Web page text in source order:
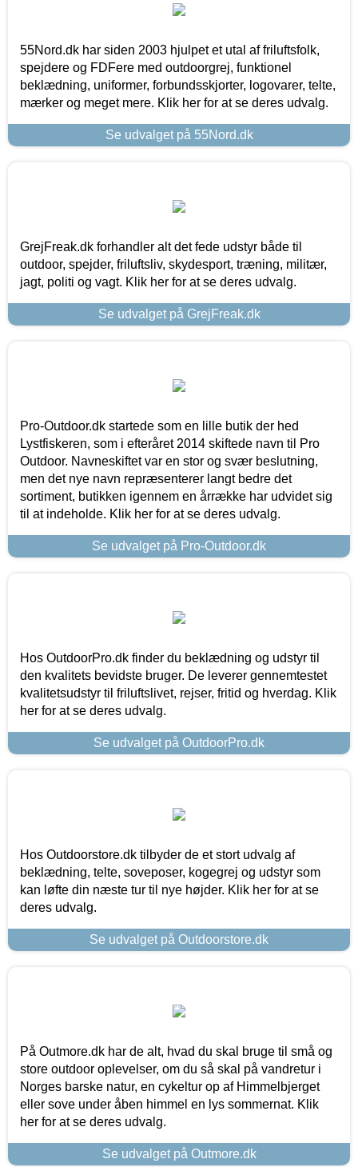
55Nord.dk har siden 2003 hjulpet et utal af friluftsfolk,
spejdere og FDFere med outdoorgrej, funktionel
beklædning, uniformer, forbundsskjorter, logovarer, telte,
mærker og meget mere. Klik her for at se deres udvalg.
Se udvalget på 55Nord.dk
GrejFreak.dk forhandler alt det fede udstyr både til
outdoor, spejder, friluftsliv, skydesport, træning, militær,
jagt, politi og vagt. Klik her for at se deres udvalg.
Se udvalget på GrejFreak.dk
Pro-Outdoor.dk startede som en lille butik der hed
Lystfiskeren, som i efteråret 2014 skiftede navn til Pro
Outdoor. Navneskiftet var en stor og svær beslutning,
men det nye navn repræsenterer langt bedre det
sortiment, butikken igennem en årrække har udvidet sig
til at indeholde. Klik her for at se deres udvalg.
Se udvalget på Pro-Outdoor.dk
Hos OutdoorPro.dk finder du beklædning og udstyr til
den kvalitets bevidste bruger. De leverer gennemtestet
kvalitetsudstyr til friluftslivet, rejser, fritid og hverdag. Klik
her for at se deres udvalg.
Se udvalget på OutdoorPro.dk
Hos Outdoorstore.dk tilbyder de et stort udvalg af
beklædning, telte, soveposer, kogegrej og udstyr som
kan løfte din næste tur til nye højder. Klik her for at se
deres udvalg.
Se udvalget på Outdoorstore.dk
På Outmore.dk har de alt, hvad du skal bruge til små og
store outdoor oplevelser, om du så skal på vandretur i
Norges barske natur, en cykeltur op af Himmelbjerget
eller sove under åben himmel en lys sommernat. Klik
her for at se deres udvalg.
Se udvalget på Outmore.dk